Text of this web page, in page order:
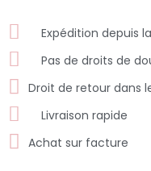
Expédition depuis
Pas de droits de
Droit de retour dans
Livraison rapide
Achat sur facture